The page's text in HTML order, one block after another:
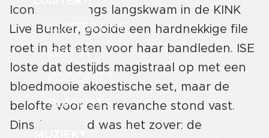
LUISTER LIVE
GEMIST
PODCASTS
PLAYLISTS
Icon ISE onlangs langskwam in de KINK
Live Bunker, gooide een hardnekkige file
roet in het eten voor haar bandleden. ISE
loste dat destijds magistraal op met een
bloedmooie akoestische set, maar de
belofte voor een revanche stond vast.
Dinsdagavond was het zover: de